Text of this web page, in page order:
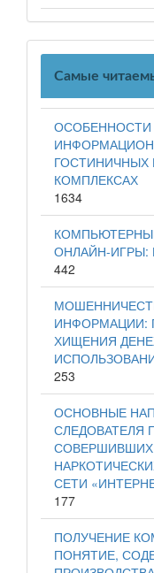
Самые
ОСОБЕННОСТИ
ГОСТИНИЧНЫХ
КОМПЛЕКСАХ
1634
ОНЛАЙН-ИГРЫ:
442
ИНФОРМАЦИИ:
ХИЩЕНИЯ
253
ОСНОВНЫЕ
СЛЕДОВАТЕЛЯ
СЕТИ
177
ПОЛУЧЕНИЕ
ПОНЯТИЕ,